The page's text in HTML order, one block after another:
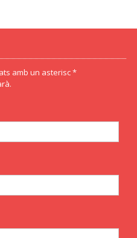
amb un asterisc *